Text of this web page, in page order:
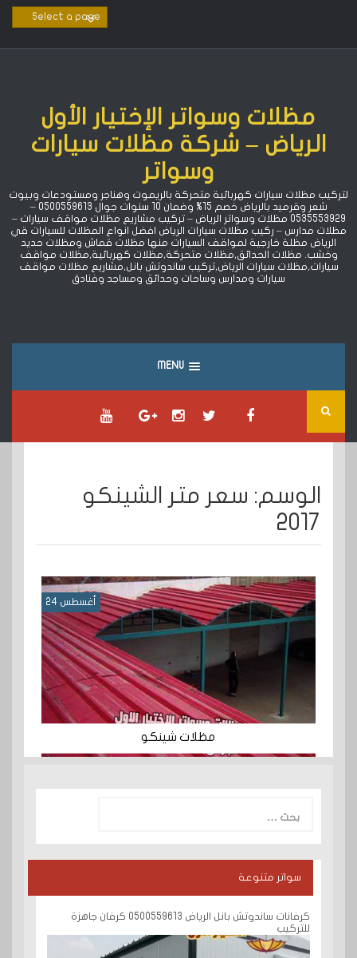
مظلات وسواتر الإختيار الأول
الرياض – شركة مظلات سيارات
وسواتر
لتركيب مظلات سيارات كهربائية متحركة بالريموت وهناجر ومستودعات وبيوت
شعر وقرميد بالرياض خصم 15% ‏وضمان 10 سنوات جوال 0500559613 –
0535553929 مظلات وسواتر الرياض – تركيب مشاريع مظلات مواقف سيارات –
مظلات مدارس – ركيب مظلات سيارات الرياض افضل انواع المظلات للسيارات قي
الرياض مظلة خارجية لمواقف السيارات منها مظلات قماش ومظلات حديد
وخشب. مظلات الحدائق,مظلات متحركة,مظلات كهربائية,مظلات مواقف
سيارات,مظلات سيارات الرياض,تركيب ساندوتش بانل,مشاريع مظلات مواقف
سيارات ومدارس وساحات وحدائق ومساجد وفنادق
MENU
الوسم: سعر متر الشينكو
2017
أغسطس 24
مظلات شينكو
عن:
سواتر متنوعة
كرفانات ساندوتش بانل الرياض 0500559613 كرفان جاهزة
للتركيب